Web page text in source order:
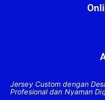
Jersey Custom dengan
Profesional dan Nyaman